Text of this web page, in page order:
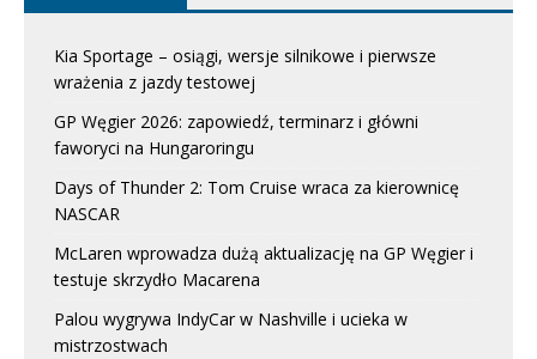
Kia Sportage – osiągi, wersje silnikowe i pierwsze
wrażenia z jazdy testowej
GP Węgier 2026: zapowiedź, terminarz i główni
faworyci na Hungaroringu
Days of Thunder 2: Tom Cruise wraca za kierownicę
NASCAR
McLaren wprowadza dużą aktualizację na GP Węgier i
testuje skrzydło Macarena
Palou wygrywa IndyCar w Nashville i ucieka w
mistrzostwach